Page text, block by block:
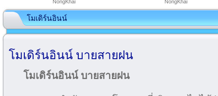
NongKhai
NongKhai
โมเดิร์นอินน์
โมเดิร์นอินน์ บายสายฝน
โมเดิร์นอินน์ บายสายฝน